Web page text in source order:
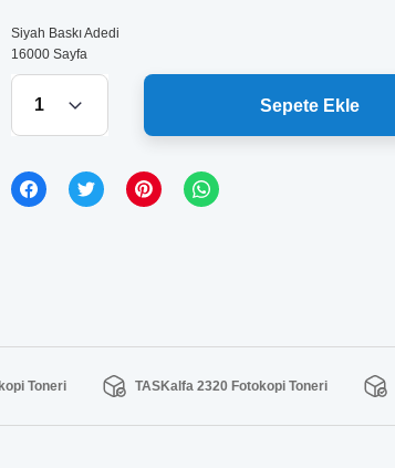
Siyah Baskı Adedi
16000 Sayfa
Sepete Ekle
Toneri TASKalfa 2320 Fotokopi Toneri